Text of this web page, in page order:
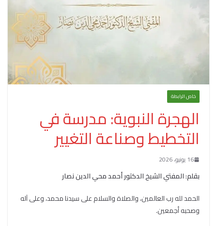
خاص الرابطة
الهجرة النبوية: مدرسة في
التخطيط وصناعة التغيير
16 يونيو، 2026
بقلم: المفتي الشيخ الدكتور أحمد محي الدين نصار
الحمد لله رب العالمين، والصلاة والسلام على سيدنا محمد، وعلى آله
وصحبه أجمعين.